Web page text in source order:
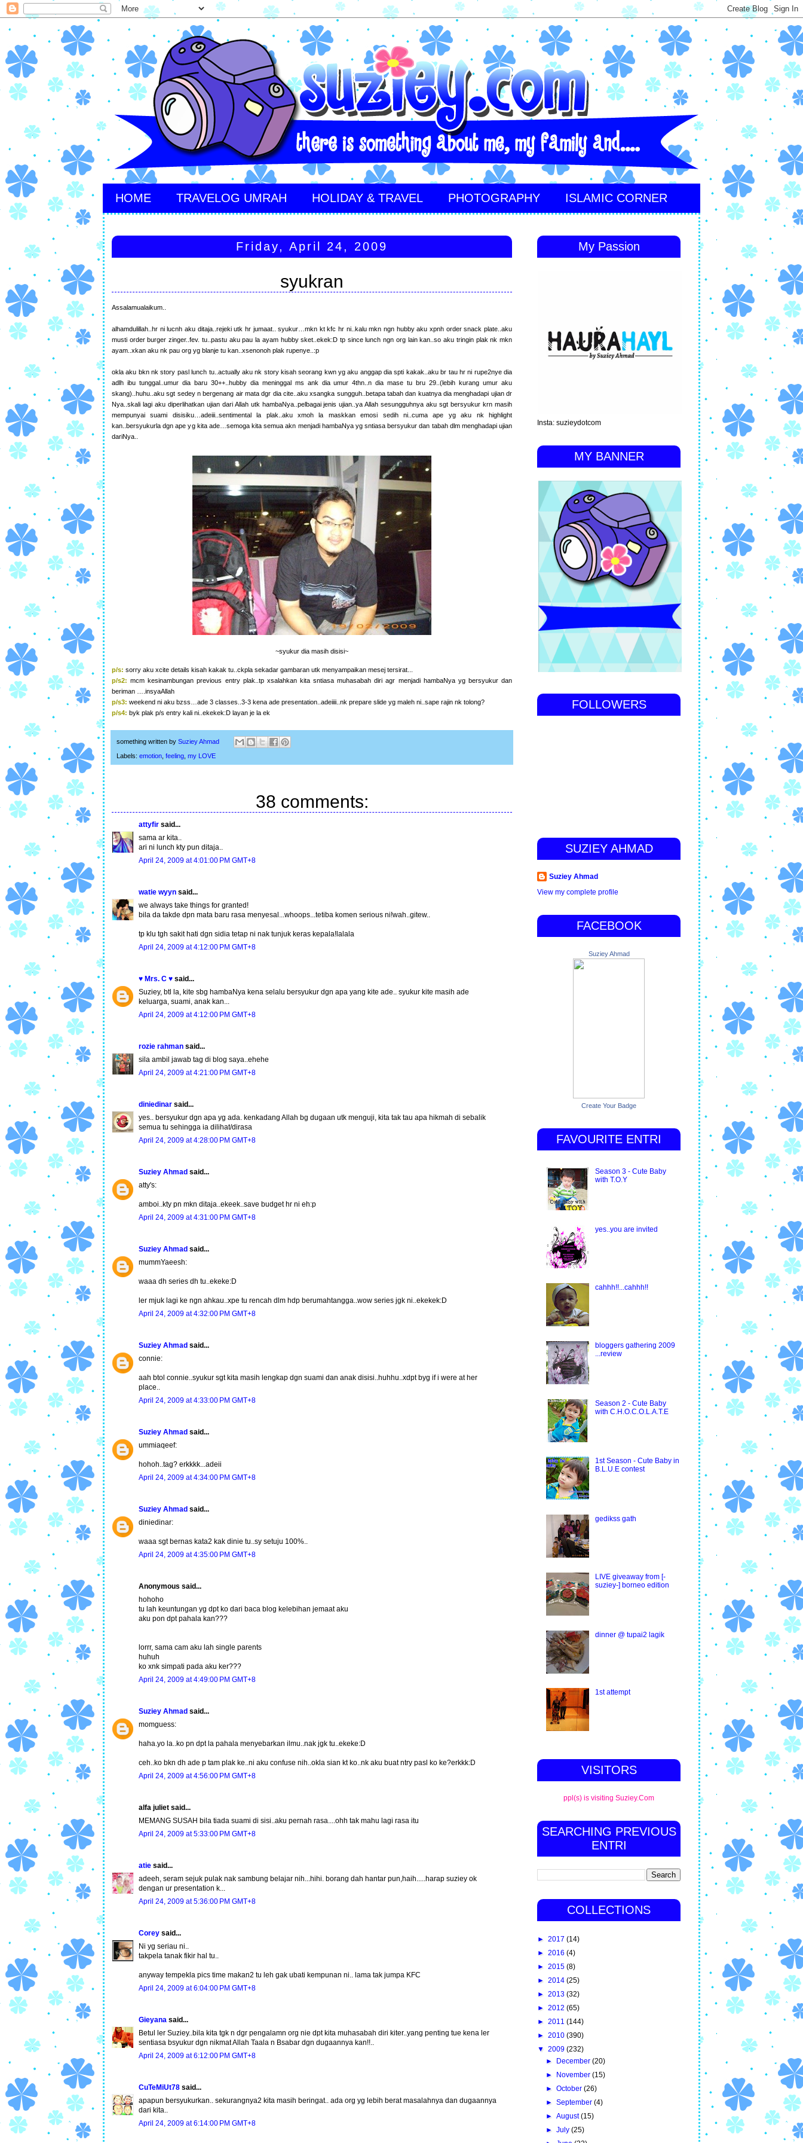
HOME TRAVELOG UMRAH HOLIDAY & TRAVEL PHOTOGRAPHY ISLAMIC CORNER
Friday, April 24, 2009
syukran
Assalamualaikum..
alhamdulillah..hr ni lucnh aku ditaja..rejeki utk hr jumaat.. syukur…mkn kt kfc hr ni..kalu mkn ngn hubby aku xpnh order snack plate..aku
musti order burger zinger..fev. tu..pastu aku pau la ayam hubby sket..ekek:D tp since lunch ngn org lain kan..so aku tringin plak nk mkn
ayam..xkan aku nk pau org yg blanje tu kan..xsenonoh plak rupenye..:p
okla aku bkn nk story pasl lunch tu..actually aku nk story kisah seorang kwn yg aku anggap dia spti kakak..aku br tau hr ni rupe2nye dia
adlh ibu tunggal..umur dia baru 30++..hubby dia meninggal ms ank dia umur 4thn..n dia mase tu bru 29..(lebih kurang umur aku
skang)..huhu..aku sgt sedey n bergenang air mata dgr dia cite..aku xsangka sungguh..betapa tabah dan kuatnya dia menghadapi ujian dr
Nya..skali lagi aku diperlihatkan ujian dari Allah utk hambaNya..pelbagai jenis ujian..ya Allah sesungguhnya aku sgt bersyukur krn masih
mempunyai suami disisiku…adeiii..sentimental la plak..aku xmoh la maskkan emosi sedih ni..cuma ape yg aku nk highlight
kan..bersyukurla dgn ape yg kita ade…semoga kita semua akn menjadi hambaNya yg sntiasa bersyukur dan tabah dlm menghadapi ujian
dariNya..
~syukur dia masih disisi~
p/s: sorry aku xcite details kisah kakak tu..ckpla sekadar gambaran utk menyampaikan mesej tersirat...
p/s2: mcm kesinambungan previous entry plak..tp xsalahkan kita sntiasa muhasabah diri agr menjadi hambaNya yg bersyukur dan
beriman ….insyaAllah
p/s3: weekend ni aku bzss…ade 3 classes..3-3 kena ade presentation..adeiiii..nk prepare slide yg maleh ni..sape rajin nk tolong?
p/s4: byk plak p/s entry kali ni..ekekek:D layan je la ek
something written by Suziey Ahmad
Labels: emotion, feeling, my LOVE
38 comments:
attyfir said...
sama ar kita..
ari ni lunch kty pun ditaja..
April 24, 2009 at 4:01:00 PM GMT+8
watie wyyn said...
we always take things for granted!
bila da takde dpn mata baru rasa menyesal...whoops...tetiba komen serious ni!wah..gitew..
tp klu tgh sakit hati dgn sidia tetap ni nak tunjuk keras kepala!lalala
April 24, 2009 at 4:12:00 PM GMT+8
♥ Mrs. C ♥ said...
Suziey, btl la, kite sbg hambaNya kena selalu bersyukur dgn apa yang kite ade.. syukur kite masih ade
keluarga, suami, anak kan...
April 24, 2009 at 4:12:00 PM GMT+8
rozie rahman said...
sila ambil jawab tag di blog saya..ehehe
April 24, 2009 at 4:21:00 PM GMT+8
diniedinar said...
yes.. bersyukur dgn apa yg ada. kenkadang Allah bg dugaan utk menguji, kita tak tau apa hikmah di sebalik
semua tu sehingga ia dilihat/dirasa
April 24, 2009 at 4:28:00 PM GMT+8
Suziey Ahmad said...
atty's:
amboi..kty pn mkn ditaja..ekeek..save budget hr ni eh:p
April 24, 2009 at 4:31:00 PM GMT+8
Suziey Ahmad said...
mummYaeesh:
waaa dh series dh tu..ekeke:D
ler mjuk lagi ke ngn ahkau..xpe tu rencah dlm hdp berumahtangga..wow series jgk ni..ekekek:D
April 24, 2009 at 4:32:00 PM GMT+8
Suziey Ahmad said...
connie:
aah btol connie..syukur sgt kita masih lengkap dgn suami dan anak disisi..huhhu..xdpt byg if i were at her
place..
April 24, 2009 at 4:33:00 PM GMT+8
Suziey Ahmad said...
ummiaqeef:
hohoh..tag? erkkkk...adeii
April 24, 2009 at 4:34:00 PM GMT+8
Suziey Ahmad said...
diniedinar:
waaa sgt bernas kata2 kak dinie tu..sy setuju 100%..
April 24, 2009 at 4:35:00 PM GMT+8
Anonymous said...
hohoho
tu lah keuntungan yg dpt ko dari baca blog kelebihan jemaat aku
aku pon dpt pahala kan???
lorrr, sama cam aku lah single parents
huhuh
ko xnk simpati pada aku ker???
April 24, 2009 at 4:49:00 PM GMT+8
Suziey Ahmad said...
momguess:
haha.yo la..ko pn dpt la pahala menyebarkan ilmu..nak jgk tu..ekeke:D
ceh..ko bkn dh ade p tam plak ke..ni aku confuse nih..okla sian kt ko..nk aku buat ntry pasl ko ke?erkkk:D
April 24, 2009 at 4:56:00 PM GMT+8
alfa juliet said...
MEMANG SUSAH bila tiada suami di sisi..aku pernah rasa....ohh tak mahu lagi rasa itu
April 24, 2009 at 5:33:00 PM GMT+8
atie said...
adeeh, seram sejuk pulak nak sambung belajar nih...hihi. borang dah hantar pun,haih.....harap suziey ok
dengan ur presentation k...
April 24, 2009 at 5:36:00 PM GMT+8
Corey said...
Ni yg seriau ni..
takpela tanak fikir hal tu..
anyway tempekla pics time makan2 tu leh gak ubati kempunan ni.. lama tak jumpa KFC
April 24, 2009 at 6:04:00 PM GMT+8
Gieyana said...
Betul ler Suziey..bila kita tgk n dgr pengalamn org nie dpt kita muhasabah diri kiter..yang penting tue kena ler
sentiasa bsyukur dgn nikmat Allah Taala n Bsabar dgn dugaannya kan!!..
April 24, 2009 at 6:12:00 PM GMT+8
CuTeMiUt78 said...
apapun bersyukurkan.. sekurangnya2 kita masih beringat.. ada org yg lebih berat masalahnya dan dugaannya
dari kita..
April 24, 2009 at 6:14:00 PM GMT+8
My Passion
Insta: suzieydotcom
MY BANNER
FOLLOWERS
SUZIEY AHMAD
Suziey Ahmad
View my complete profile
FACEBOOK
Suziey Ahmad
Create Your Badge
FAVOURITE ENTRI
Season 3 - Cute Baby
with T.O.Y
yes..you are invited
cahhh!!...cahhh!!
bloggers gathering 2009
...review
Season 2 - Cute Baby
with C.H.O.C.O.L.A.T.E
1st Season - Cute Baby in
B.L.U.E contest
gedikss gath
LIVE giveaway from [-
suziey-] borneo edition
dinner @ tupai2 lagik
1st attempt
VISITORS
ppl(s) is visiting Suziey.Com
SEARCHING PREVIOUS
ENTRI
COLLECTIONS
► 2017 (14)
► 2016 (4)
► 2015 (8)
► 2014 (25)
► 2013 (32)
► 2012 (65)
► 2011 (144)
► 2010 (390)
▼ 2009 (232)
► December(20)
► November(15)
►October(26)
►September(4)
►August(15)
►July(25)